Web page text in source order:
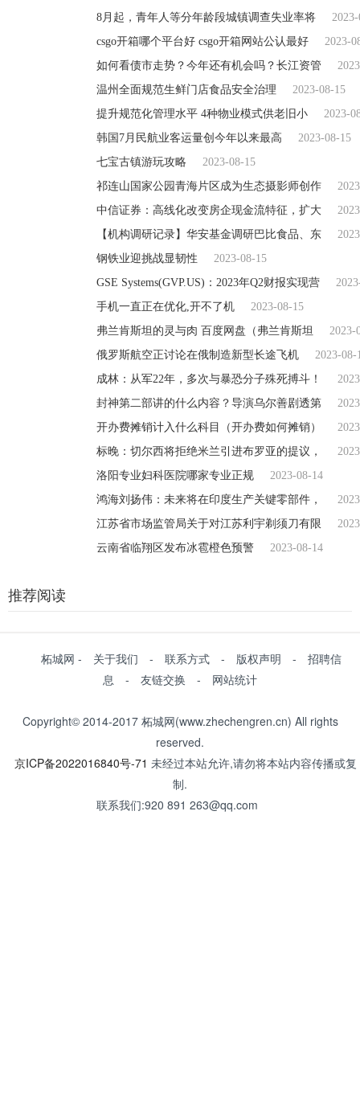
8月起，青年人等分年龄段城镇调查失业率将
csgo开箱哪个平台好 csgo开箱网站公认最好
2023-
如何看债市走势？今年还有机会吗？长江资管
温州全面规范生鲜门店食品安全治理
2023-08-15
提升规范化管理水平 4种物业模式供老旧小
2023-
韩国7月民航业客运量创今年以来最高
2023-08-15
七宝古镇游玩攻略
2023-08-15
祁连山国家公园青海片区成为生态摄影师创作
中信证券：高线化改变房企现金流特征，扩大
【机构调研记录】华安基金调研巴比食品、东
钢铁业迎挑战显韧性
2023-08-15
GSE Systems(GVP.US)：2023年Q2财报实现营
手机一直正在优化,开不了机
2023-08-15
弗兰肯斯坦的灵与肉 百度网盘（弗兰肯斯坦
2023-
俄罗斯航空正讨论在俄制造新型长途飞机
2023-08-
成林：从军22年，多次与暴恐分子殊死搏斗！
封神第二部讲的什么内容？导演乌尔善剧透第
开办费摊销计入什么科目（开办费如何摊销）
标晚：切尔西将拒绝米兰引进布罗亚的提议，
洛阳专业妇科医院哪家专业正规
2023-08-14
鸿海刘扬伟：未来将在印度生产关键零部件，
江苏省市场监管局关于对江苏利宇剃须刀有限
云南省临翔区发布冰雹橙色预警
2023-08-14
推荐阅读
柘城网 - 关于我们 - 联系方式 - 版权声明 - 招聘信
息 - 友链交换 - 网站统计
Copyright© 2014-2017 柘城网(www.zhechengren.cn) All rights
reserved.
京ICP备2022016840号-71 未经过本站允许,请勿将本站内容传播或复
制.
联系我们:920 891 263@qq.com